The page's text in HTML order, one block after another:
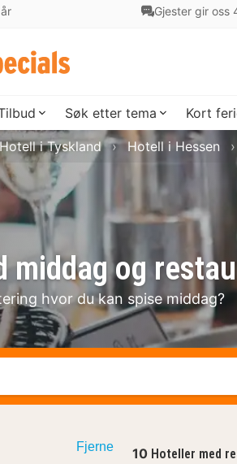
Gjester gir oss
Søk etter tema Kort
middag og
hvor du kan spise middag?
Hotell i Tyskland Hotell i Hessen
by
10 Hoteller med
Fjerne